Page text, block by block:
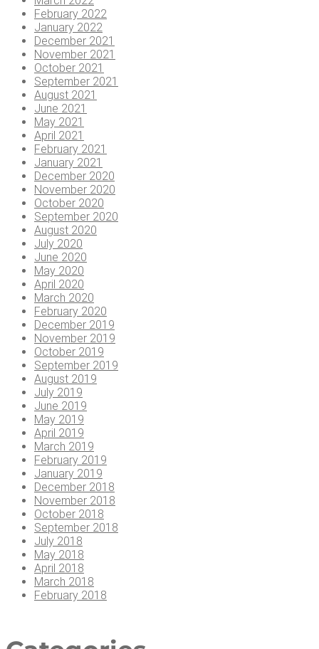
February 2022
January 2022
December 2021
November 2021
October 2021
September 2021
August 2021
June 2021
May 2021
April 2021
February 2021
January 2021
December 2020
November 2020
October 2020
September 2020
August 2020
July 2020
June 2020
May 2020
April 2020
March 2020
February 2020
December 2019
November 2019
October 2019
September 2019
August 2019
July 2019
June 2019
May 2019
April 2019
March 2019
February 2019
January 2019
December 2018
November 2018
October 2018
September 2018
July 2018
May 2018
April 2018
March 2018
February 2018